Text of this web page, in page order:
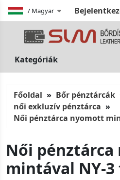
/ Magyar
Kategóriák
Főoldal
Bőr pénztárcák
női exkluzív pénztárca
Női pénztárca nyomott
Női
mintával NY-